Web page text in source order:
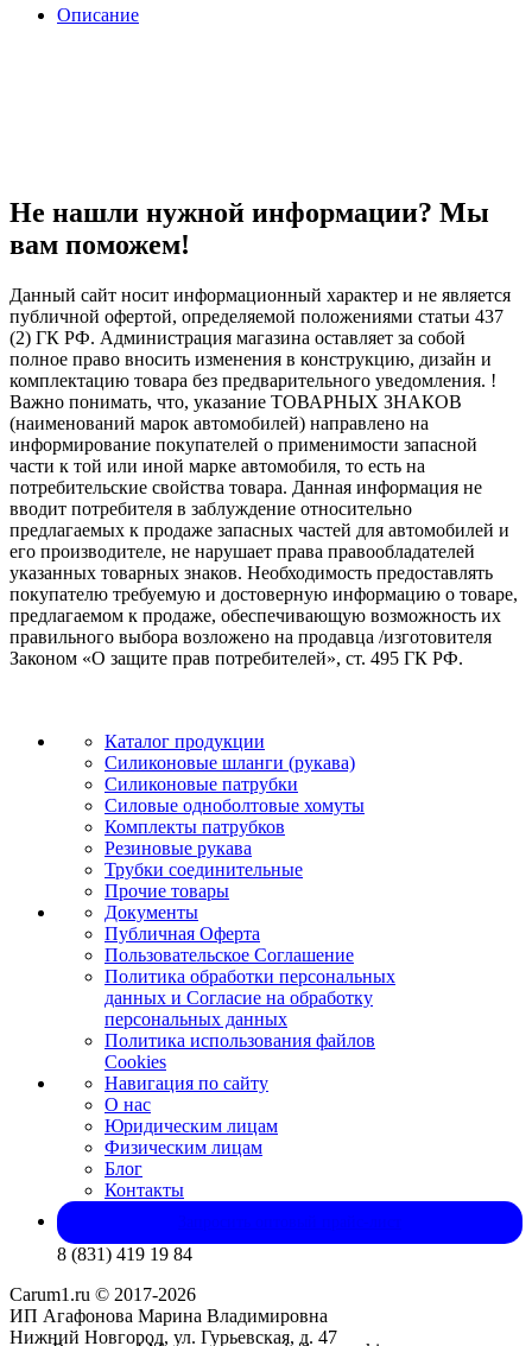
Описание
Не нашли нужной информации? Мы
вам поможем!
Данный сайт носит информационный характер и не является
публичной офертой, определяемой положениями статьи 437
(2) ГК РФ. Администрация магазина оставляет за собой
полное право вносить изменения в конструкцию, дизайн и
комплектацию товара без предварительного уведомления. !
Важно понимать, что, указание ТОВАРНЫХ ЗНАКОВ
(наименований марок автомобилей) направлено на
информирование покупателей о применимости запасной
части к той или иной марке автомобиля, то есть на
потребительские свойства товара. Данная информация не
вводит потребителя в заблуждение относительно
предлагаемых к продаже запасных частей для автомобилей и
его производителе, не нарушает права правообладателей
указанных товарных знаков. Необходимость предоставлять
покупателю требуемую и достоверную информацию о товаре,
предлагаемом к продаже, обеспечивающую возможность их
правильного выбора возложено на продавца /изготовителя
Законом «О защите прав потребителей», ст. 495 ГК РФ.
Каталог продукции
Силиконовые шланги (рукава)
Силиконовые патрубки
Силовые одноболтовые хомуты
Комплекты патрубков
Резиновые рукава
Трубки соединительные
Прочие товары
Документы
Публичная Оферта
Пользовательское Соглашение
Политика обработки персональных
данных и Согласие на обработку
персональных данных
Политика использования файлов
Cookies
Навигация по сайту
О нас
Юридическим лицам
Физическим лицам
Блог
Контакты
8 (831) 419 19 84
Carum1.ru © 2017-2026
ИП Агафонова Марина Владимировна
Нижний Новгород, ул. Гурьевская, д. 47